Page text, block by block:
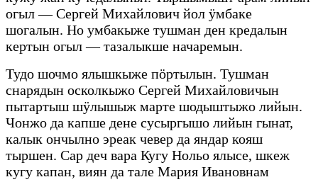
огыл — Сергей Михайлович йол ӱмбаке
шогалын. Но умбакыже тушман ден кредалын
кертын огыл — тазалыкше начаремын.
Тудо шочмо ялышкыже пӧртылын. Тушман
снарядын осколкыжо Сергей Михайловичын
пытартыш шӱлышыж марте шодыштыжо лийын.
Чонжо да капше дене сусыргышо лийын гынат,
калык ончылно эреак чевер да яндар кояш
тыршен. Сар деч вара Кугу Нольо ялысе, шкеж
кугу капан, виян да тале Мария Ивановнам